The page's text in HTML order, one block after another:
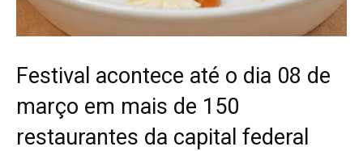
Festival acontece até o dia 08 de
março em mais de 150
restaurantes da capital federal